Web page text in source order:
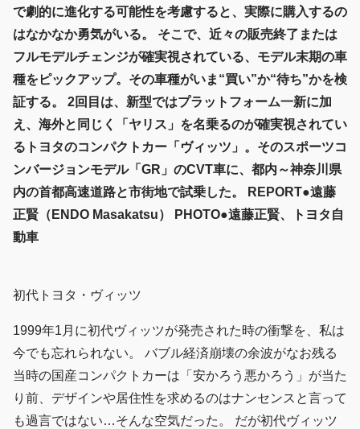
で劇的に進化する可能性を考慮すると、実際に購入するの
はなかなか勇気がいる。 そこで、近々の販売終了または
フルモデルチェンジが確実視されている、モデル末期の車
種をピックアップ。その車種がいま“買い”か“待ち”かを検
証する。 2回目は、新型ではプラットフォーム一新に加
え、海外と同じく「ヤリス」を名乗るのが確実視されてい
るトヨタのコンパクトカー「ヴィッツ」。そのスポーツコ
ンバージョンモデル「GR」のCVT車に、都内～神奈川県
内の首都高速道路と市街地で試乗した。 REPORT●遠藤
正賢（ENDO Masakatsu） PHOTO●遠藤正賢、トヨタ自
動車
初代トヨタ・ヴィッツ
1999年1月に初代ヴィッツが発売された時の衝撃を、私は
今でも忘れられない。 バブル経済崩壊の余波がなお残る
当時の国産コンパクトカーは「安かろう悪かろう」が当た
り前、デザインや居住性を求めるのはナンセンスと言って
も過言ではない…そんな空気だった。 だが初代ヴィッツ